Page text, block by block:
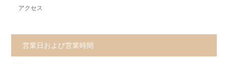
アクセス
営業日および営業時間